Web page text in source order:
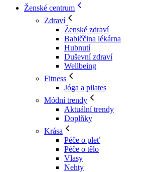
Ženské centrum
Zdraví
Ženské zdraví
Babiččina lékárna
Hubnutí
Duševní zdraví
Wellbeing
Fitness
Jóga a pilates
Módní trendy
Aktuální trendy
Doplňky
Krása
Péče o pleť
Péče o tělo
Vlasy
Nehty